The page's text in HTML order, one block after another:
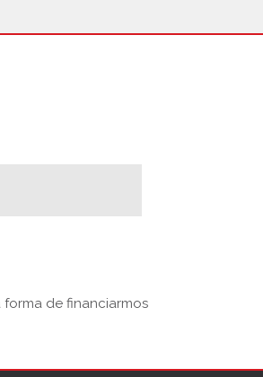
de financiarmos